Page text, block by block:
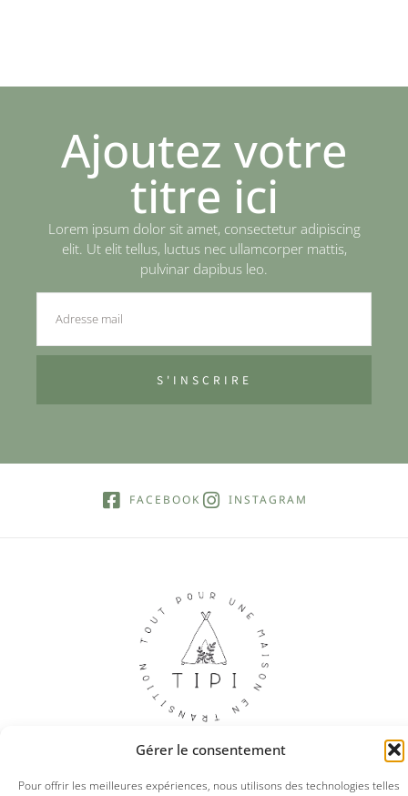
Gérer le consentement
Pour offrir les meilleures expériences, nous utilisons des technologies telles
Ajoutez votre
titre ici
Lorem ipsum dolor sit amet, consectetur adipiscing
elit. Ut elit tellus, luctus nec ullamcorper mattis,
pulvinar dapibus leo.
S'INSCRIRE
FACEBOOK INSTAGRAM